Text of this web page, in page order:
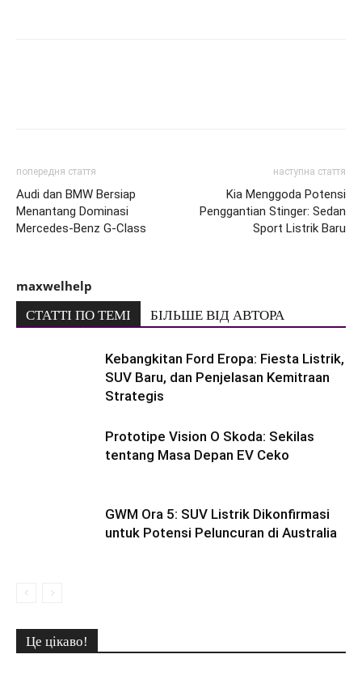
попередня стаття
Audi dan BMW Bersiap
Menantang Dominasi
Mercedes-Benz G-Class
наступна стаття
Kia Menggoda Potensi
Penggantian Stinger: Sedan
Sport Listrik Baru
maxwelhelp
СТАТТІ ПО ТЕМІ БІЛЬШЕ ВІД АВТОРА
Kebangkitan Ford Eropa: Fiesta Listrik,
SUV Baru, dan Penjelasan Kemitraan
Strategis
Prototipe Vision O Skoda: Sekilas
tentang Masa Depan EV Ceko
GWM Ora 5: SUV Listrik Dikonfirmasi
untuk Potensi Peluncuran di Australia
Це цікаво!